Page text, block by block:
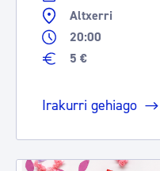
Altxerri
20:00
5 €
Irakurri gehiago